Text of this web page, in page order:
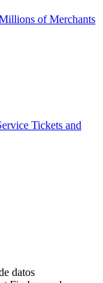
of Merchants
Tickets and
datos